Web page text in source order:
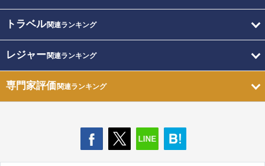
トラベル関連ランキング
レジャー関連ランキング
専門家評価関連ランキング